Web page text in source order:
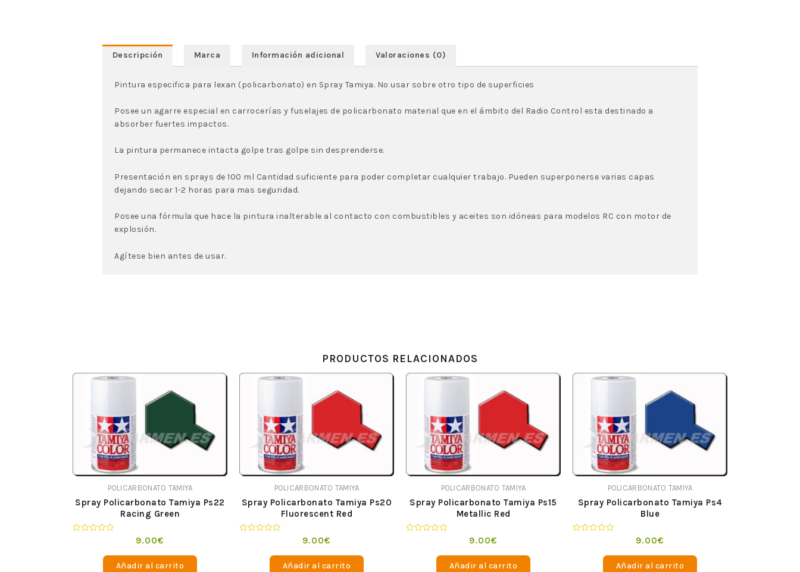
Descripción Marca Información adicional Valoraciones (0)
Pintura especifica para lexan (policarbonato) en Spray Tamiya. No usar sobre otro tipo de superficies
Posee un agarre especial en carrocerías y fuselajes de policarbonato material que en el ámbito del Radio Control esta destinado a
absorber fuertes impactos.
La pintura permanece intacta golpe tras golpe sin desprenderse.
Presentación en sprays de 100 ml Cantidad suficiente para poder completar cualquier trabajo. Pueden superponerse varias capas
dejando secar 1-2 horas para mas seguridad.
Posee una fórmula que hace la pintura inalterable al contacto con combustibles y aceites son idóneas para modelos RC con motor de
explosión.
Agítese bien antes de usar.
PRODUCTOS RELACIONADOS
POLICARBONATO TAMIYA
Spray Policarbonato Tamiya Ps22
Racing Green
9.00€
Añadir al carrito
POLICARBONATO TAMIYA
Spray Policarbonato Tamiya Ps20
Fluorescent Red
9.00€
Añadir al carrito
POLICARBONATO TAMIYA
Spray Policarbonato Tamiya Ps15
Metallic Red
9.00€
Añadir al carrito
POLICARBONATO TAMIYA
Spray Policarbonato Tamiya Ps4
Blue
9.00€
Añadir al carrito